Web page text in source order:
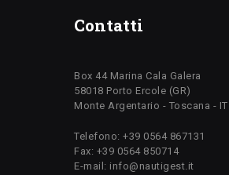
Contatti
Box 44 Marina Cala Galera
58018 Porto Ercole (GR)
Monte Argentario - Toscana - IT
Telefono: +39 0564 867131
Fax: +39 0564 850714
E-mail: info@nautigest.it